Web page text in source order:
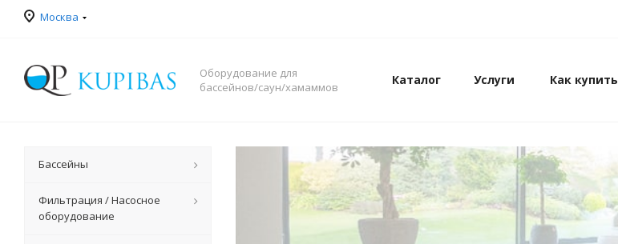
Москва
Оборудование для
бассейнов/саун/хамаммов
Каталог Услуги Как купить
Бассейны
Фильтрация / Насосное
оборудование